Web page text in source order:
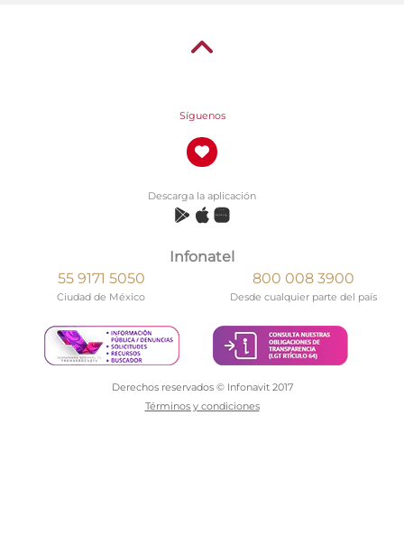
Síguenos
Descarga la aplicación
Infonatel
55 9171 5050
Ciudad de México
800 008 3900
Desde cualquier parte del país
Derechos reservados © Infonavit 2017
Términos y condiciones